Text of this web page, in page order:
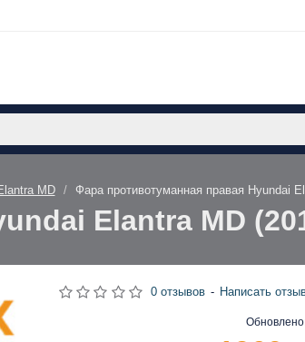
MD Фара противотуманная правая Hyundai
Elantra MD
0 отзывов - Написать